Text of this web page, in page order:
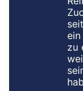
zu